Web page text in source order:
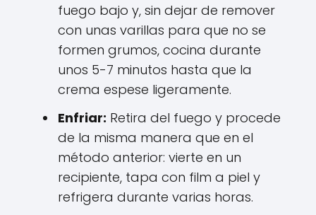
fuego bajo y, sin dejar de remover
con unas varillas para que no se
formen grumos, cocina durante
unos 5-7 minutos hasta que la
crema espese ligeramente.
Enfriar: Retira del fuego y procede
de la misma manera que en el
método anterior: vierte en un
recipiente, tapa con film a piel y
refrigera durante varias horas.